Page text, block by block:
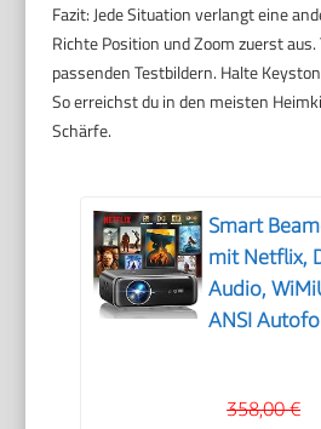
Fazit: Jede Situation verlangt eine
Richte Position und Zoom zuerst
passenden Testbildern. Halte
So erreichst du in den meisten
Schärfe.
Smart
mit Netflix,
Audio,
ANSI
358,00 €